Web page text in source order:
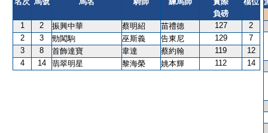
負磅
1 2 振興中華 蔡明紹 苗禮德 127
2
2
3 勁闖駒 巫斯義 告東尼 129
7
3
8 首飾達寶 韋達 蔡約翰 119
12
4
14 翡翠明星 黎海榮 姚本輝 112 14